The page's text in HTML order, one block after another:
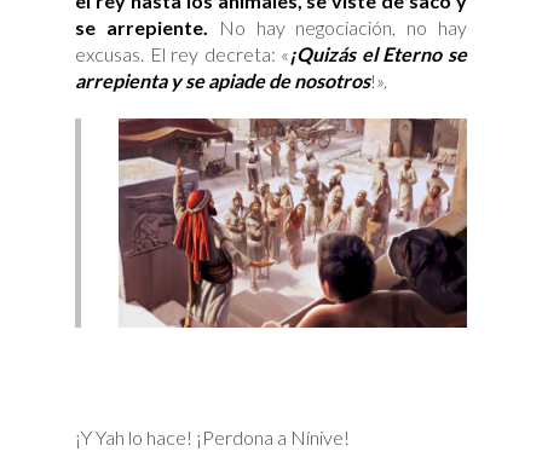
se arrepiente. No hay negociación, no hay
excusas. El rey decreta: «¡Quizás el Eterno se
arrepienta y se apiade de nosotros!».
¡Y Yah lo hace! ¡Perdona a Nínive!